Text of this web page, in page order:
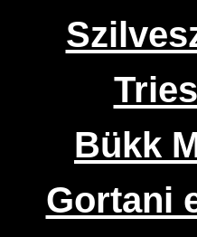
Bükk
Gortani